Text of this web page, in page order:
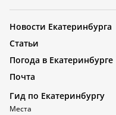
Новости Екатеринбурга
Статьи
Погода в Екатеринбурге
Почта
Гид по Екатеринбургу
Места